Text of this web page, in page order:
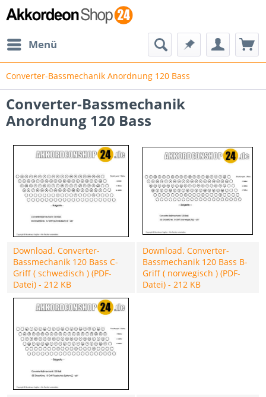
Menü
Converter-Bassmechanik Anordnung 120 Bass
Converter-Bassmechanik
Anordnung 120 Bass
Download. Converter-
Bassmechanik 120 Bass C-
Griff ( schwedisch ) (PDF-
Datei) - 212 KB
Download. Converter-
Bassmechanik 120 Bass B-
Griff ( norwegisch ) (PDF-
Datei) - 212 KB